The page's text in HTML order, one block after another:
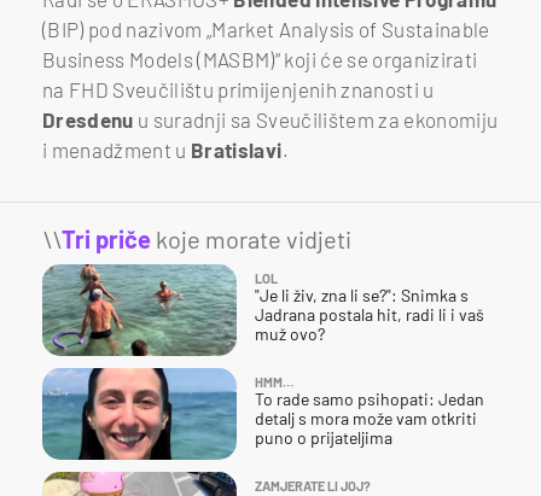
(BIP) pod nazivom „Market Analysis of Sustainable
Business Models (MASBM)“ koji će se organizirati
na FHD Sveučilištu primijenjenih znanosti u
Dresdenu u suradnji sa Sveučilištem za ekonomiju
i menadžment u Bratislavi.
\\Tri priče koje morate vidjeti
LOL
"Je li živ, zna li se?": Snimka s
Jadrana postala hit, radi li i vaš
muž ovo?
HMM…
To rade samo psihopati: Jedan
detalj s mora može vam otkriti
puno o prijateljima
ZAMJERATE LI JOJ?